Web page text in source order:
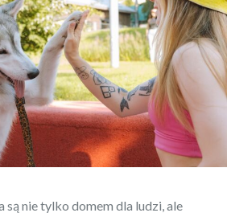
są nie tylko domem dla ludzi, ale